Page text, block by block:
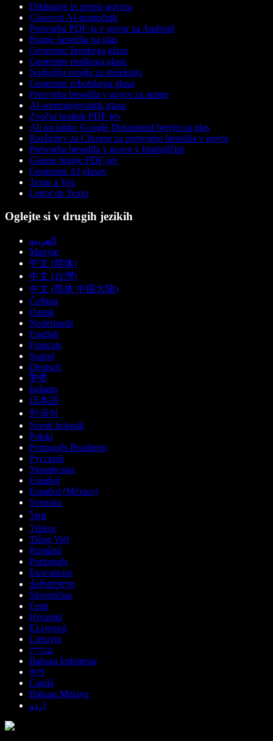
Diktiranje in prepis govora
Glasovni AI-pomočnik
Pretvorba PDF-ja v govor za Android
Branje besedila na glas
Generator ženskega glasu
Generator moškega glasu
Najboljša orodja za disleksijo
Generator robotskega glasu
Pretvorba besedila v govor za anime
AI-spreminjevalnik glasu
Zvočni bralnik PDF-jev
Ali mi lahko Google Dokumenti berejo na glas
Razširitev za Chrome za pretvorbo besedila v govor
Pretvorba besedila v govor v hindujščini
Glasno branje PDF-jev
Generator AI glasov
Texto a Voz
Leitor de Texto
Oglejte si v drugih jezikih
العربية
Magyar
中文 (简体)
中文 (台灣)
中文 (简体 中国大陆)
Čeština
Dansk
Nederlands
English
Français
Suomi
Deutsch
हिन्दी
Italiano
日本語
한국어
Norsk bokmål
Polski
Português Brasileiro
Русский
Українська
Español
Español (México)
Svenska
ไทย
Türkçe
Tiếng Việt
Română
Português
Български
ქართული
Slovenčina
Eesti
Hrvatski
Ελληνικά
Lietuvių
עברית
Bahasa Indonesia
বাংলা
Català
Bahasa Melayu
اردو